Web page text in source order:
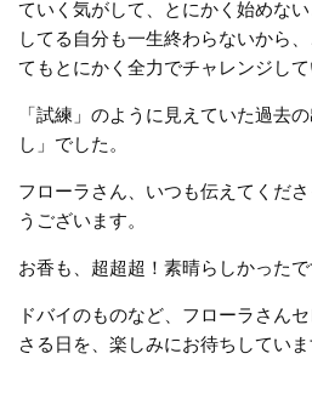
ていく気がして、とにかく始めな
してる自分も一生終わらないから
てもとにかく全力でチャレンジして
「試練」のように見えていた過去
し」でした。
フローラさん、いつも伝えてくだ
うございます。
お香も、超超超！素晴らしかった
ドバイのものなど、フローラさん
さる日を、楽しみにお待ちしていま